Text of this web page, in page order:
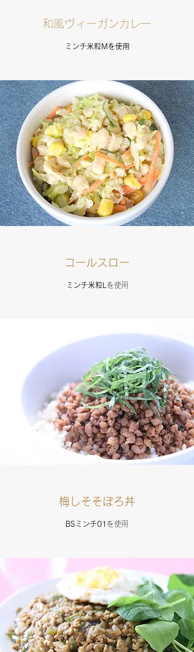
和風ヴィーガンカレー
ミンチ米粒Mを使用
コールスロー
ミンチ米粒L を使用
梅しそそぼろ丼
BSミンチ01 を使用